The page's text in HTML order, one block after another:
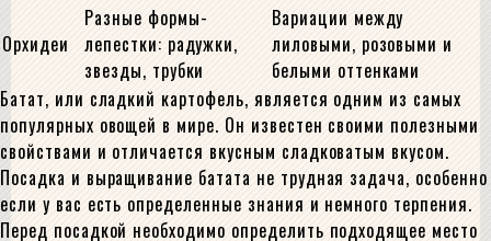
Орхидеи
Разные формы-
лепестки: радужки,
звезды, трубки
Вариации между
лиловыми, розовыми и
белыми оттенками
Батат, или сладкий картофель, является одним из самых
популярных овощей в мире. Он известен своими полезными
свойствами и отличается вкусным сладковатым вкусом.
Посадка и выращивание батата не трудная задача, особенно
если у вас есть определенные знания и немного терпения.
Перед посадкой необходимо определить подходящее место